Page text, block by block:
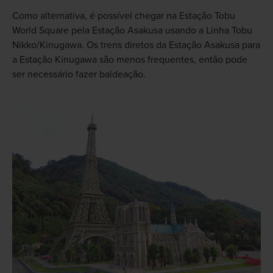
Como alternativa, é possível chegar na Estação Tobu
World Square pela Estação Asakusa usando a Linha Tobu
Nikko/Kinugawa. Os trens diretos da Estação Asakusa para
a Estação Kinugawa são menos frequentes, então pode
ser necessário fazer baldeação.